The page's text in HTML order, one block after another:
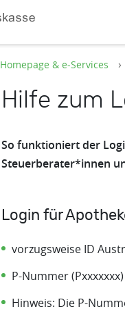
Homepage & e-Services
Hilfe zum
So funktioniert der
Steuerberater*innen
Login für
vorzugsweise ID
P-Nummer
Hinweis: Die P-